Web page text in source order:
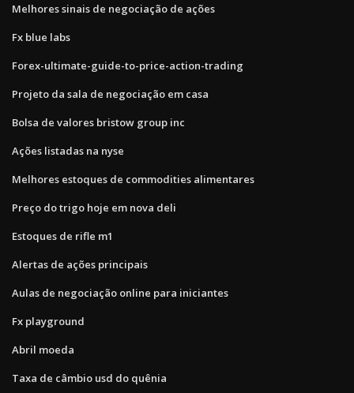
Melhores sinais de negociação de ações
Fx blue labs
Forex-ultimate-guide-to-price-action-trading
Projeto da sala de negociação em casa
Bolsa de valores bristow group inc
Ações listadas na nyse
Melhores estoques de commodities alimentares
Preço do trigo hoje em nova deli
Estoques de rifle m1
Alertas de ações principais
Aulas de negociação online para iniciantes
Fx playground
Abril moeda
Taxa de câmbio usd do quênia